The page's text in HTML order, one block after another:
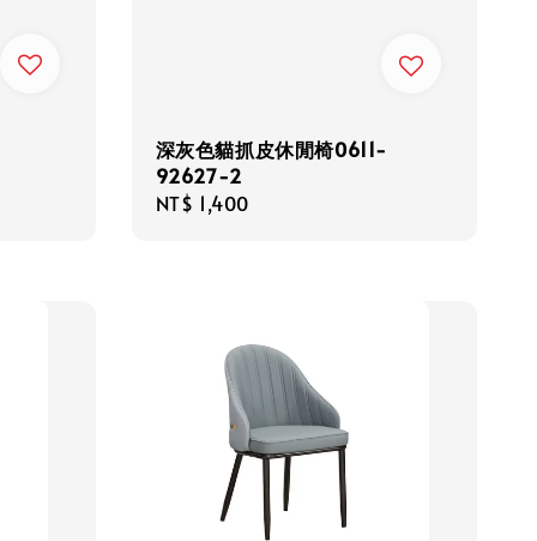
深灰色貓抓皮休閒椅0611-
92627-2
Regular
NT$ 1,400